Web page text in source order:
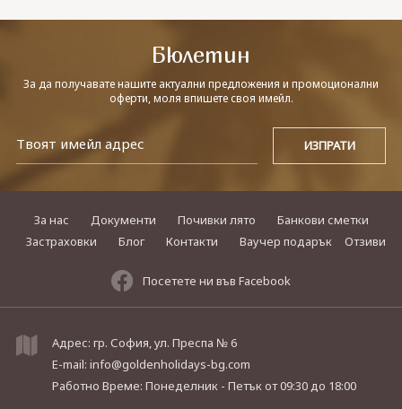
Бюлетин
За да получавате нашите актуални предложения и промоционални
оферти, моля впишете своя имейл.
За нас Документи Почивки лято
Банкови сметки
Застраховки
Блог Контакти Ваучер подарък Отзиви
Посетете ни във Facebook
Адрес: гр. София, ул. Преспа № 6
E-mail: info@goldenholidays-bg.com
Работно Време: Понеделник - Петъкот 09:30 до 18:00